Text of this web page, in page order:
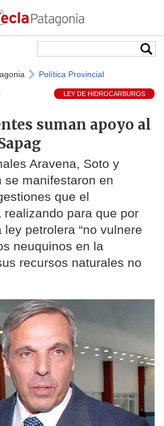
Política Provincial
LEY DE HIDROCARBUROS
suman apoyo al
Aravena, Soto y
se manifestaron en
que el
realizando para que por
petrolera “no vulnere
neuquinos en la
recursos naturales no